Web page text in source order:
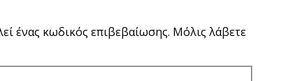
ένας κωδικός επιβεβαίωσης. Μόλις λάβετε